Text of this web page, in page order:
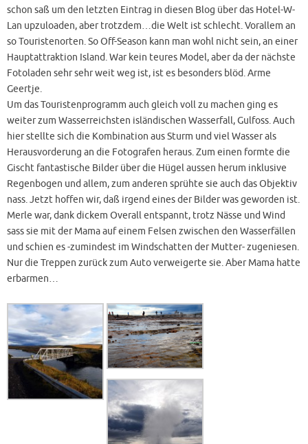
schon saß um den letzten Eintrag in diesen Blog über das Hotel-W-
Lan upzuloaden, aber trotzdem…die Welt ist schlecht. Vorallem an
so Touristenorten. So Off-Season kann man wohl nicht sein, an einer
Hauptattraktion Island. War kein teures Model, aber da der nächste
Fotoladen sehr sehr weit weg ist, ist es besonders blöd. Arme
Geertje.
Um das Touristenprogramm auch gleich voll zu machen ging es
weiter zum Wasserreichsten isländischen Wasserfall, Gulfoss. Auch
hier stellte sich die Kombination aus Sturm und viel Wasser als
Herausvorderung an die Fotografen heraus. Zum einen formte die
Gischt fantastische Bilder über die Hügel aussen herum inklusive
Regenbogen und allem, zum anderen sprühte sie auch das Objektiv
nass. Jetzt hoffen wir, daß irgend eines der Bilder was geworden ist.
Merle war, dank dickem Overall entspannt, trotz Nässe und Wind
sass sie mit der Mama auf einem Felsen zwischen den Wasserfällen
und schien es -zumindest im Windschatten der Mutter- zugeniesen.
Nur die Treppen zurück zum Auto verweigerte sie. Aber Mama hatte
erbarmen…